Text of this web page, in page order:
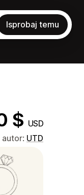
Isprobaj temu
$ USD
autor: UTD